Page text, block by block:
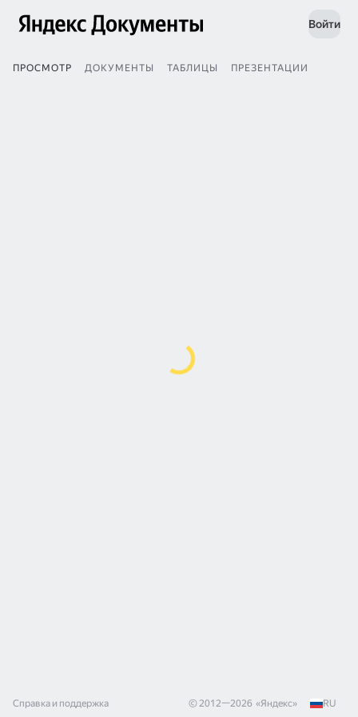
Войти
ПРОСМОТР ДОКУМЕНТЫ ТАБЛИЦЫ ПРЕЗЕНТАЦИИ
Справка и поддержка © 2012—2026 «Яндекс» RU